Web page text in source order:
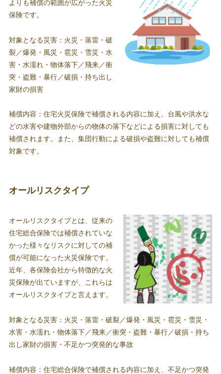
よりも補償の範囲が広がった火災
保険です。
対象となる災害：火災・落雷・破
裂／爆発・風災・雹災・雪災・水
害・水濡れ・物体落下／飛来／衝
突・盗難・暴行／破損・持ち出し
家財の損害
補償内容：住宅火災保険で補償される内容に加え、台風や洪水な
どの水害や建物外部からの物体の落下などによる損害に対しても
補償されます。また、集団行動による破損や盗難に対しても補償
対象です。
オールリスクタイプ
オールリスクタイプとは、従来の
住宅総合保険では補償されていな
かった様々なリスクに対しての補
償が可能になった火災保険です。
近年、各保険会社から特徴的な火
災保険が出ていますが、これらは
オールリスクタイプと言えます。
対象となる災害：火災・落雷・破裂／爆発・風災・雹災・雪災・
水害・水濡れ・物体落下／飛来／衝突・盗難・暴行／破損・持ち
出し家財の損害・不足かつ突発的な事故
補償内容：住宅総合保険で補償される内容に加え、不足かつ突発